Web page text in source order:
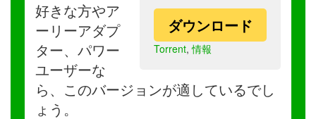
ダウンロード
Torrent,情報
好きな方やア
ーリーアダプ
ター、パワー
ユーザーな
ら、このバージョンが適しているでし
ょう。